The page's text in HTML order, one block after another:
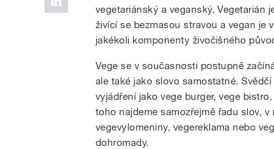
vegetariánský a veganský. Vegetarián
živící se bezmasou stravou a vegan je
jakékoli komponenty živočišného
Vege se v současnosti postupně
ale také jako slovo samostatné.
vyjádření jako vege burger, vege
toho najdeme samozřejmě řadu slov,
vegevylomeniny, vegereklama nebo
dohromady.